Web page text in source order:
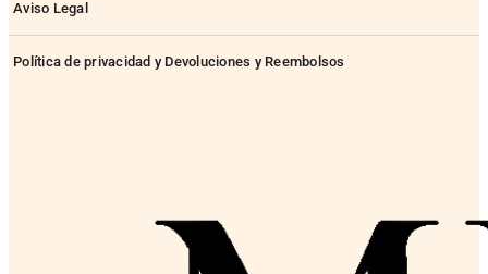
Aviso Legal
Política de privacidad y Devoluciones y Reembolsos